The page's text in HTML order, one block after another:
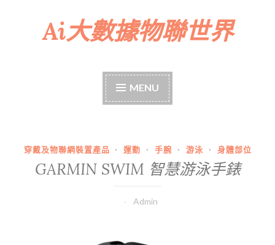
Ai大數據物聯世界
MENU
穿戴及物聯網裝置產品 · 運動 · 手腕 · 游泳 · 身體部位
GARMIN SWIM 智慧游泳手錶
Admin